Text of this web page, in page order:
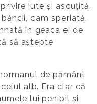
iute și ascuțită,
cam speriată.
în geaca ei de
să aștepte
de pământ
alb. Era clar că
lui penibil și